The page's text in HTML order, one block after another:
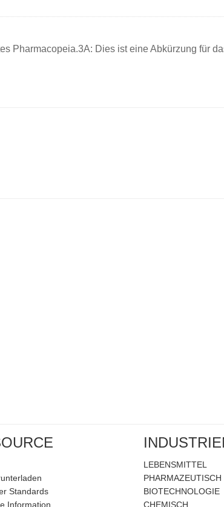
Pharmacopeia.3A: Dies ist eine Abkürzung für
Standards
Information
LEBENSMITTEL
PHARMAZEUTISCH
BIOTECHNOLOGIE
CHEMISCH